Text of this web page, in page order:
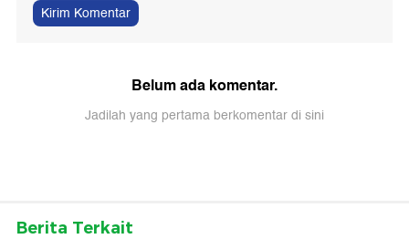
Kirim Komentar
Belum ada komentar.
Jadilah yang pertama berkomentar di sini
Berita Terkait